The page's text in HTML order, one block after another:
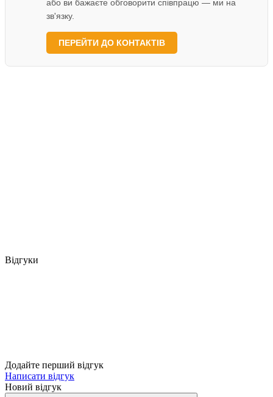
або ви бажаєте обговорити співпрацю — ми на
зв'язку.
ПЕРЕЙТИ ДО КОНТАКТІВ
Відгуки
Додайте перший відгук
Написати відгук
Новий відгук